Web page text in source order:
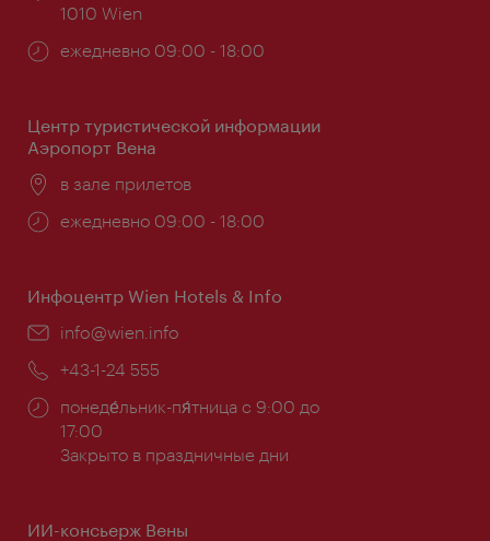
1010 Wien
Часы
ежедневно 09:00 - 18:00
Центр туристической информации
Аэропорт Вена
Расположение:
в зале прилетов
Часы
ежедневно 09:00 - 18:00
Инфоцентр Wien Hotels & Info
Эл.
info@wien.info
Телефон:
+43-1-24 555
Часы
работы:
понеде́льник-пя́тница с 9:00 до
17:00
Закрыто в праздничные дни
ИИ-консьерж Вены